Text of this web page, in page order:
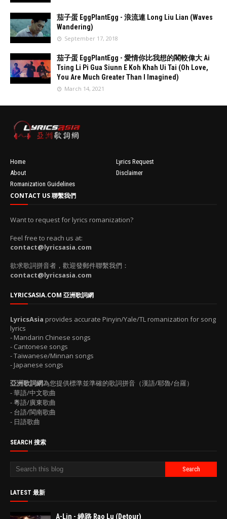
'data:post.fea
turedImage
resizeImage
100'
'data:post.fea
turedImage
resizeImage
100'
茄子蛋 EggPlantEgg - 浪流連 Long Liu Lian (Waves
Wandering)
September 17, 2018
turedImage
100'
茄子蛋 EggPlantEgg - 愛情你比我想的閣較偉大 Ai
Tsing Li Pi Gua Siunn E Koh Khah Ui Tai (Oh Love,
You Are Much Greater Than I Imagined)
March 14, 2021
Home
Lyrics Request
About
Disclaimer
Romanization Guidelines
CONTACT US 聯繫我們
Want to request for lyrics romanization?
Feel free to reach us at:
contact@lyricsasia.com
欲求歌詞拼音者，歡迎發郵件聯繫我們：
contact@lyricsasia.com
LYRICSASIA.COM 亞洲歌詞網
LyricsAsia provides accurate Pinyin/Yale/TL romanization for song
lyrics
- Mandarin Chinese songs
- Cantonese songs
- Taiwanese/Minnan songs
- Japanese songs
亞洲歌詞網為您提供標準並準確的歌詞拼音（漢語/耶魯/台羅）
- 華語/中文歌曲
- 粵語/廣東歌曲
- 台語/閩南歌曲
- 日語歌曲
SEARCH 搜索
LATEST 最新
A-Lin - 繞路 Rao Lu (Detour)